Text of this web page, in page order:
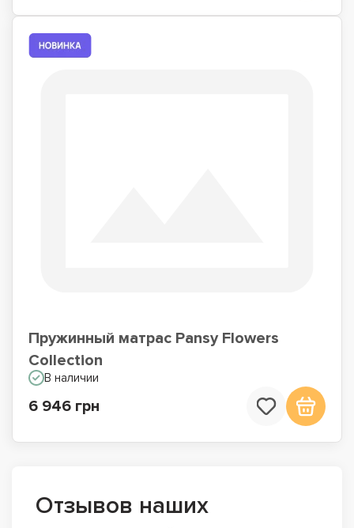
Пружинный матрас Pansy Flowers
Collection
В наличии
6 946 грн
Отзывов наших